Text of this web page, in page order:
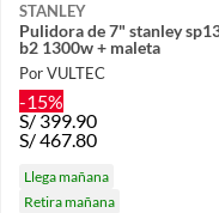
STANLEY
Pulidora de 7" stanley sp137k-
b2 1300w + maleta
Por VULTEC
-15%
S/ 399.90
S/467.80
Llega mañana
Retira mañana